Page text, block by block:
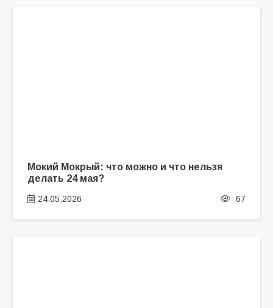
Мокий Мокрый: что можно и что нельзя
делать 24 мая?
24.05.2026 67